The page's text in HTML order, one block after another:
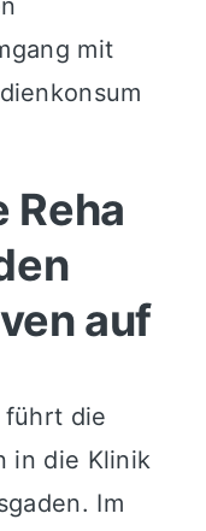
mit
Reha
auf
führt die
in die Klinik
Im